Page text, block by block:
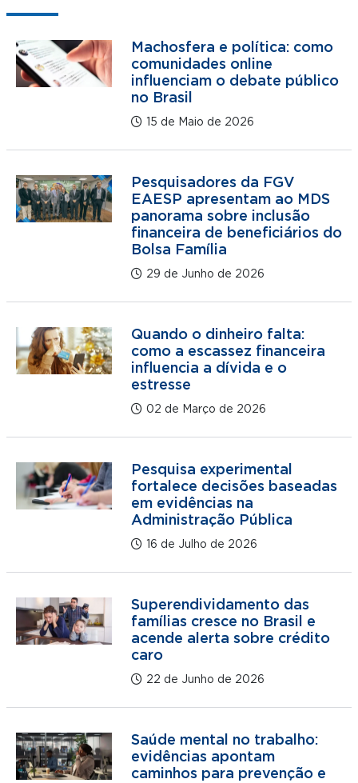
Machosfera e política: como
comunidades online
influenciam o debate público
no Brasil
15 de Maio de 2026
Pesquisadores da FGV
EAESP apresentam ao MDS
panorama sobre inclusão
financeira de beneficiários do
Bolsa Família
29 de Junho de 2026
Quando o dinheiro falta:
como a escassez financeira
influencia a dívida e o
estresse
02 de Março de 2026
Pesquisa experimental
fortalece decisões baseadas
em evidências na
Administração Pública
16 de Julho de 2026
Superendividamento das
famílias cresce no Brasil e
acende alerta sobre crédito
caro
22 de Junho de 2026
Saúde mental no trabalho:
evidências apontam
caminhos para prevenção e